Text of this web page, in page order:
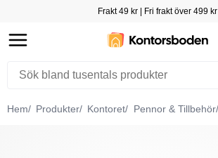
Frakt 49 kr | Fri frakt över 499 kr
Hem Produkter Kontoret Pennor & Tillbehör